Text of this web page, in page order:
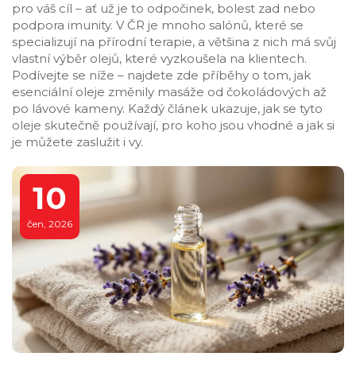
pro váš cíl – ať už je to odpočinek, bolest zad nebo
podpora imunity. V ČR je mnoho salónů, které se
specializují na přírodní terapie, a většina z nich má svůj
vlastní výběr olejů, které vyzkoušela na klientech.
Podívejte se níže – najdete zde příběhy o tom, jak
esenciální oleje změnily masáže od čokoládových až
po lávové kameny. Každý článek ukazuje, jak se tyto
oleje skutečně používají, pro koho jsou vhodné a jak si
je můžete zaslužit i vy.
10
čen, 2026